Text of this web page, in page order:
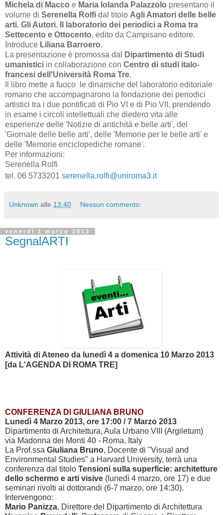
Michela di Macco e Maria Iolanda Palazzolo presentano il
volume di Serenella Rolfi dal titolo Agli Amatori delle belle
arti. Gli Autori. Il laboratorio dei periodici a Roma tra
Settecento e Ottocento, edito da Campisano editore.
Introduce Liliana Barroero.
La presentazione è promossa dal
Dipartimento di Studi
umanistici in collaborazione con Centro di studi italo-
francesi dell'Università Roma Tre.
Il libro mette a fuoco le dinamiche del laboratorio editoriale
romano che accompagnarono la fondazione dei periodici
artistici tra i due pontificati di Pio VI e di Pio VII, prendendo
in esame i circoli intellettuali che diedero vita alle
esperienze delle 'Notizie di antichità e belle arti', del
'Giornale delle belle arti', delle 'Memorie per le belle arti' e
delle 'Memorie enciclopediche romane'.
Per informazioni:
Serenella Rolfi
tel. 06 5733201 serenella.rolfi@uniroma3.it
Unknown alle 13:40 Nessun commento:
venerdì 1 marzo 2013
SegnalARTI
Attività di Ateneo da lunedì 4 a domenica 10 Marzo 2013
[da L'AGENDA DI ROMA TRE]
CONFERENZA DI GIULIANA BRUNO
Lunedì 4 Marzo 2013, ore 17:00 / 7 Marzo 2013
Dipartimento di Architettura, Aula Urbano VIII (Argiletum)
via Madonna dei Monti 40 - Roma, Italy
La Prof.ssa Giuliana Bruno, Docente di "Visual and
Environmental Studies" a Harvard University, terrà una
conferenza dal titolo Tensioni sulla superficie: architetture
dello schermo e arti visive (lunedì 4 marzo, ore 17) e due
seminari rivolti ai dottorandi (6-7 marzo, ore 14:30).
Intervengono:
Mario Panizza, Direttore del Dipartimento di Architettura